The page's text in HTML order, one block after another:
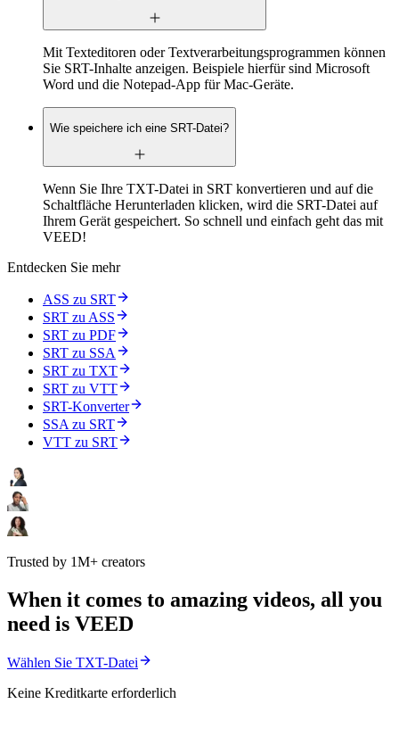
Mit Texteditoren oder Textverarbeitungsprogrammen können
Sie SRT-Inhalte anzeigen. Beispiele hierfür sind Microsoft
Word und die Notepad-App für Mac-Geräte.
Wie speichere ich eine SRT-Datei?
Wenn Sie Ihre TXT-Datei in SRT konvertieren und auf die
Schaltfläche Herunterladen klicken, wird die SRT-Datei auf
Ihrem Gerät gespeichert. So schnell und einfach geht das mit
VEED!
Entdecken Sie mehr
ASS zu SRT
SRT zu ASS
SRT zu PDF
SRT zu SSA
SRT zu TXT
SRT zu VTT
SRT-Konverter
SSA zu SRT
VTT zu SRT
Trusted by 1M+ creators
When it comes to amazing videos, all you
need is VEED
Wählen Sie TXT-Datei
Keine Kreditkarte erforderlich